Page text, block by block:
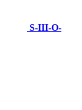
S-III-O-